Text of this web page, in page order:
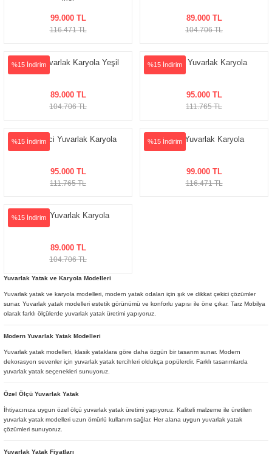
99.000 TL
116.471 TL
89.000 TL
104.706 TL
%15 İndirim
Çağın Yuvarlak Karyola Yeşil
89.000 TL
104.706 TL
%15 İndirim
Similer Yuvarlak Karyola
95.000 TL
111.765 TL
%15 İndirim
Siyah İnci Yuvarlak Karyola
95.000 TL
111.765 TL
%15 İndirimNarin Yuvarlak Karyola
99.000 TL
116.471 TL
%15 İndirim
Çağın Yuvarlak Karyola
89.000 TL
104.706 TL
Yuvarlak Yatak ve Karyola Modelleri
Yuvarlak yatak ve karyola modelleri, modern yatak odaları için şık ve dikkat çekici çözümler
sunar. Yuvarlak yatak modelleri estetik görünümü ve konforlu yapısı ile öne çıkar. Tarz Mobilya
olarak farklı ölçülerde yuvarlak yatak üretimi yapıyoruz.
Modern Yuvarlak Yatak Modelleri
Yuvarlak yatak modelleri, klasik yataklara göre daha özgün bir tasarım sunar. Modern
dekorasyon sevenler için yuvarlak yatak tercihleri oldukça popülerdir. Farklı tasarımlarda
yuvarlak yatak seçenekleri sunuyoruz.
Özel Ölçü Yuvarlak Yatak
İhtiyacınıza uygun özel ölçü yuvarlak yatak üretimi yapıyoruz. Kaliteli malzeme ile üretilen
yuvarlak yatak modelleri uzun ömürlü kullanım sağlar. Her alana uygun yuvarlak yatak
çözümleri sunuyoruz.
Yuvarlak Yatak Fiyatları